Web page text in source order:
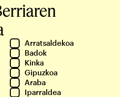
Arratsaldekoa
Badok
Kinka
Gipuzkoa
Araba
Iparraldea